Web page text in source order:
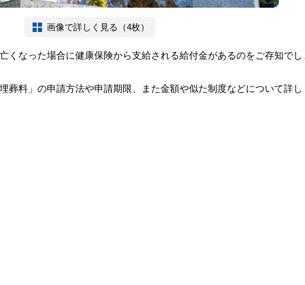
画像で詳しく見る（4枚）
くなった場合に健康保険から支給される給付金があるのをご存知でし
葬料」の申請方法や申請期限、また金額や似た制度などについて詳し